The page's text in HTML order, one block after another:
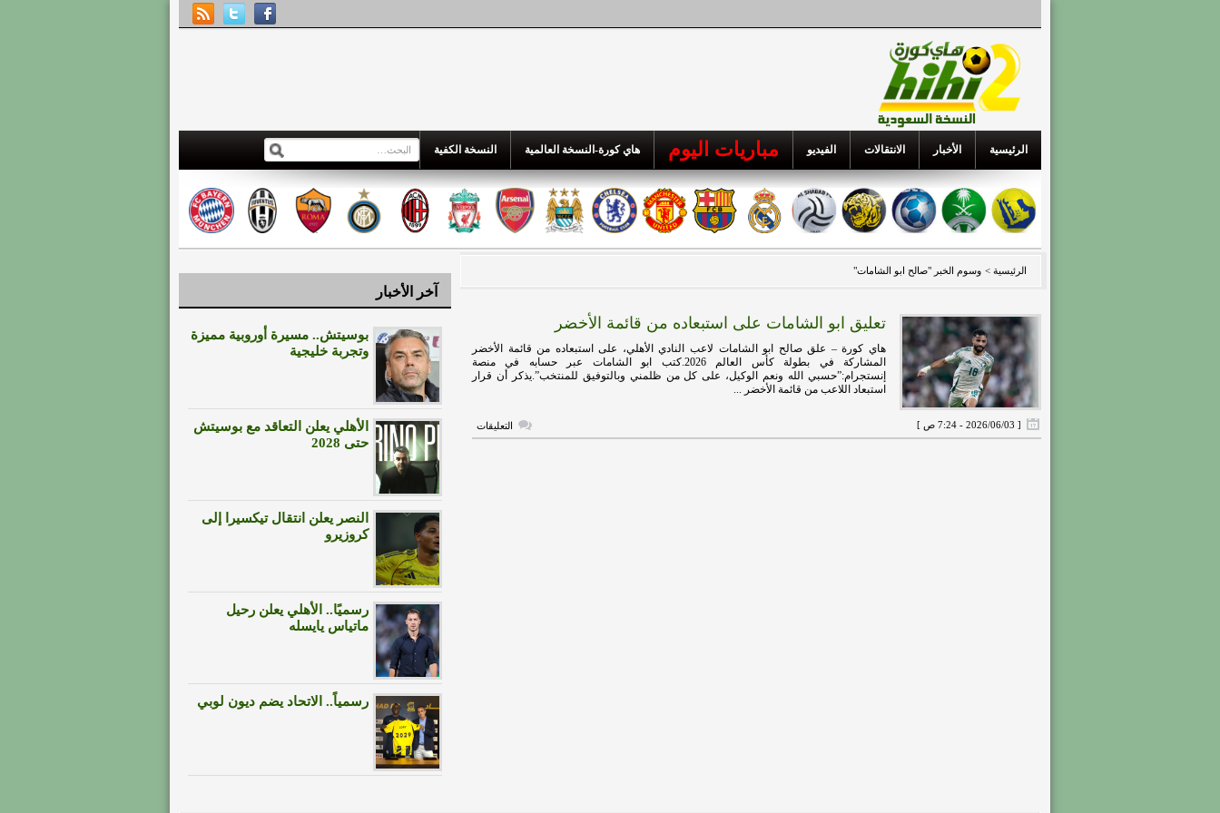
الرئيسية الأخبار الانتقالات الفيديو مباريات اليوم هاي كورة-النسخة العالمية النسخة الكفية
الرئيسية > وسوم الخبر "صالح ابو الشامات"
تعليق ابو الشامات على استبعاده من قائمة الأخضر
هاي كورة – علق صالح ابو الشامات لاعب النادي الأهلي، على استبعاده من قائمة الأخضر
المشاركة في بطولة كأس العالم 2026.كتب ابو الشامات عبر حسابه في منصة
إنستجرام:”حسبي الله ونعم الوكيل، على كل من ظلمني وبالتوفيق للمنتخب”.يذكر أن قرار
استبعاد اللاعب من قائمة الأخضر ...
[ 2026/06/03 - 7:24 ص ] التعليقاتعلى
تعليق
آخر الأخبار
بوسيتش.. مسيرة أوروبية مميزة
وتجربة خليجية
الأهلي يعلن التعاقد مع بوسيتش
حتى 2028
النصر يعلن انتقال تيكسيرا إلى
كروزيرو
رسميًا.. الأهلي يعلن رحيل
ماتياس يايسله
رسمياً.. الاتحاد يضم ديون لوبي